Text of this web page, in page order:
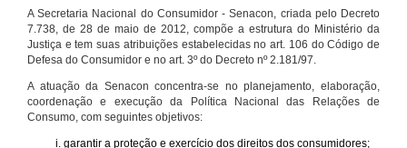
A Secretaria Nacional do Consumidor - Senacon, criada pelo Decreto
7.738, de 28 de maio de 2012, compõe a estrutura do Ministério da
Justiça e tem suas atribuições estabelecidas no art. 106 do Código de
Defesa do Consumidor e no art. 3º do Decreto nº 2.181/97.
A atuação da Senacon concentra-se no planejamento, elaboração,
coordenação e execução da Política Nacional das Relações de
Consumo, com seguintes objetivos:
garantir a proteção e exercício dos direitos dos consumidores;